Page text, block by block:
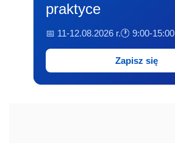
praktyce
📅 11-12.08.2026 r.🕐 9:00-15:00
Zapisz się